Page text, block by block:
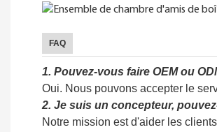
FAQ
1. Pouvez-vous faire OEM ou
Oui. Nous pouvons accepter le
2. Je suis un concepteur,
Notre mission est d'aider les